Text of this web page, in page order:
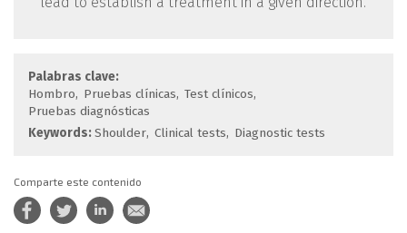
Palabras clave:
Hombro
Pruebas clínicas Test clínicos
Pruebas diagnósticas
Keywords:Shoulder Clinical tests Diagnostic tests
Comparte este contenido